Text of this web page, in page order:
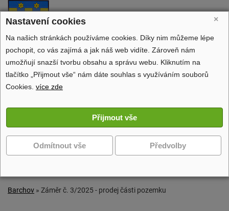
Barchov
oficiální stránky obce
Obecní úřad
Volný čas
Zobrazit další navigaci
Barchov » Záměr č. 3/2025 - prodej části pozemku
×
Nastavení cookies
Na našich stránkách používáme cookies. Díky nim můžeme lépe
pochopit, co vás zajímá a jak náš web vidíte. Zároveň nám
umožňují snazší tvorbu obsahu a správu webu. Kliknutím na
tlačítko „Přijmout vše“ nám dáte souhlas s využíváním souborů
Cookies. více zde